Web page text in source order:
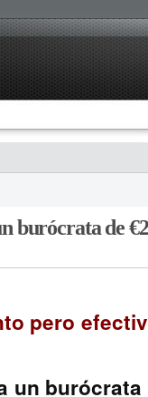
burócrata de
pero
un